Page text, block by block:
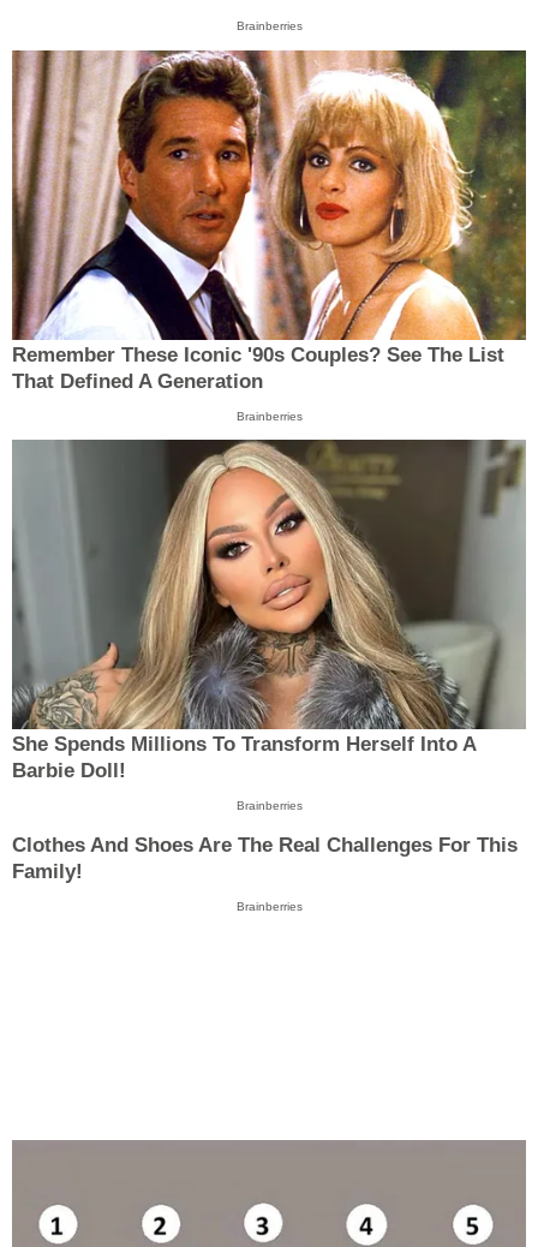
Brainberries
Remember These Iconic '90s Couples? See The List
That Defined A Generation
Brainberries
She Spends Millions To Transform Herself Into A
Barbie Doll!
Brainberries
Clothes And Shoes Are The Real Challenges For This
Family!
Brainberries